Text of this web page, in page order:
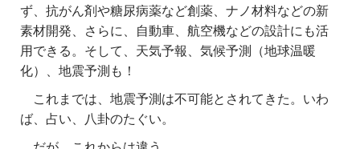
ず、抗がん剤や糖尿病薬など創薬、ナノ材料などの新
素材開発、さらに、自動車、航空機などの設計にも活
用できる。 そして、天気予報、気候予測（地球温暖
化）、地震予測も！
これまでは、地震予測は不可能とされてきた。いわ
ば、占い、八卦のたぐい。